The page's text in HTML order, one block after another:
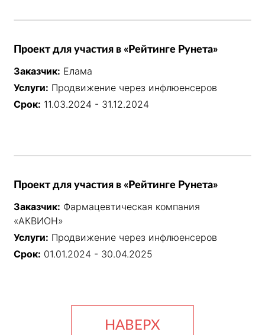
Проект для участия в «Рейтинге Рунета»
Заказчик: Елама
Услуги: Продвижение через инфлюенсеров
Срок: 11.03.2024 - 31.12.2024
Проект для участия в «Рейтинге Рунета»
Заказчик: Фармацевтическая компания
«АКВИОН»
Услуги: Продвижение через инфлюенсеров
Срок: 01.01.2024 - 30.04.2025
НАВЕРХ